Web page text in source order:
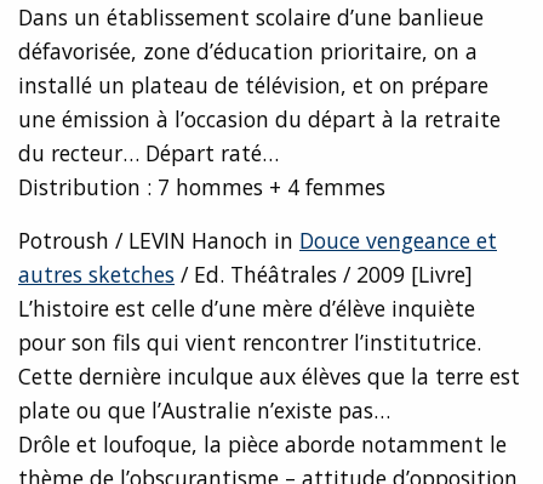
Dans un établissement scolaire d’une banlieue
défavorisée, zone d’éducation prioritaire, on a
installé un plateau de télévision, et on prépare
une émission à l’occasion du départ à la retraite
du recteur… Départ raté…
Distribution : 7 hommes + 4 femmes
Potroush / LEVIN Hanoch in Douce vengeance et
autres sketches / Ed. Théâtrales / 2009 [Livre]
L’histoire est celle d’une mère d’élève inquiète
pour son fils qui vient rencontrer l’institutrice.
Cette dernière inculque aux élèves que la terre est
plate ou que l’Australie n’existe pas…
Drôle et loufoque, la pièce aborde notamment le